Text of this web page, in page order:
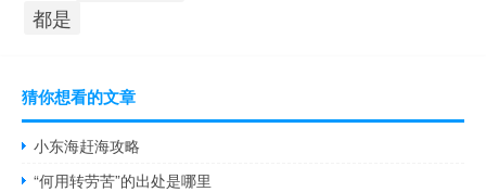
都是
猜你想看的文章
小东海赶海攻略
“何用转劳苦”的出处是哪里